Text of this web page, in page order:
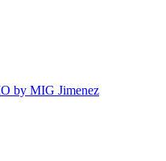
by MIG Jimenez